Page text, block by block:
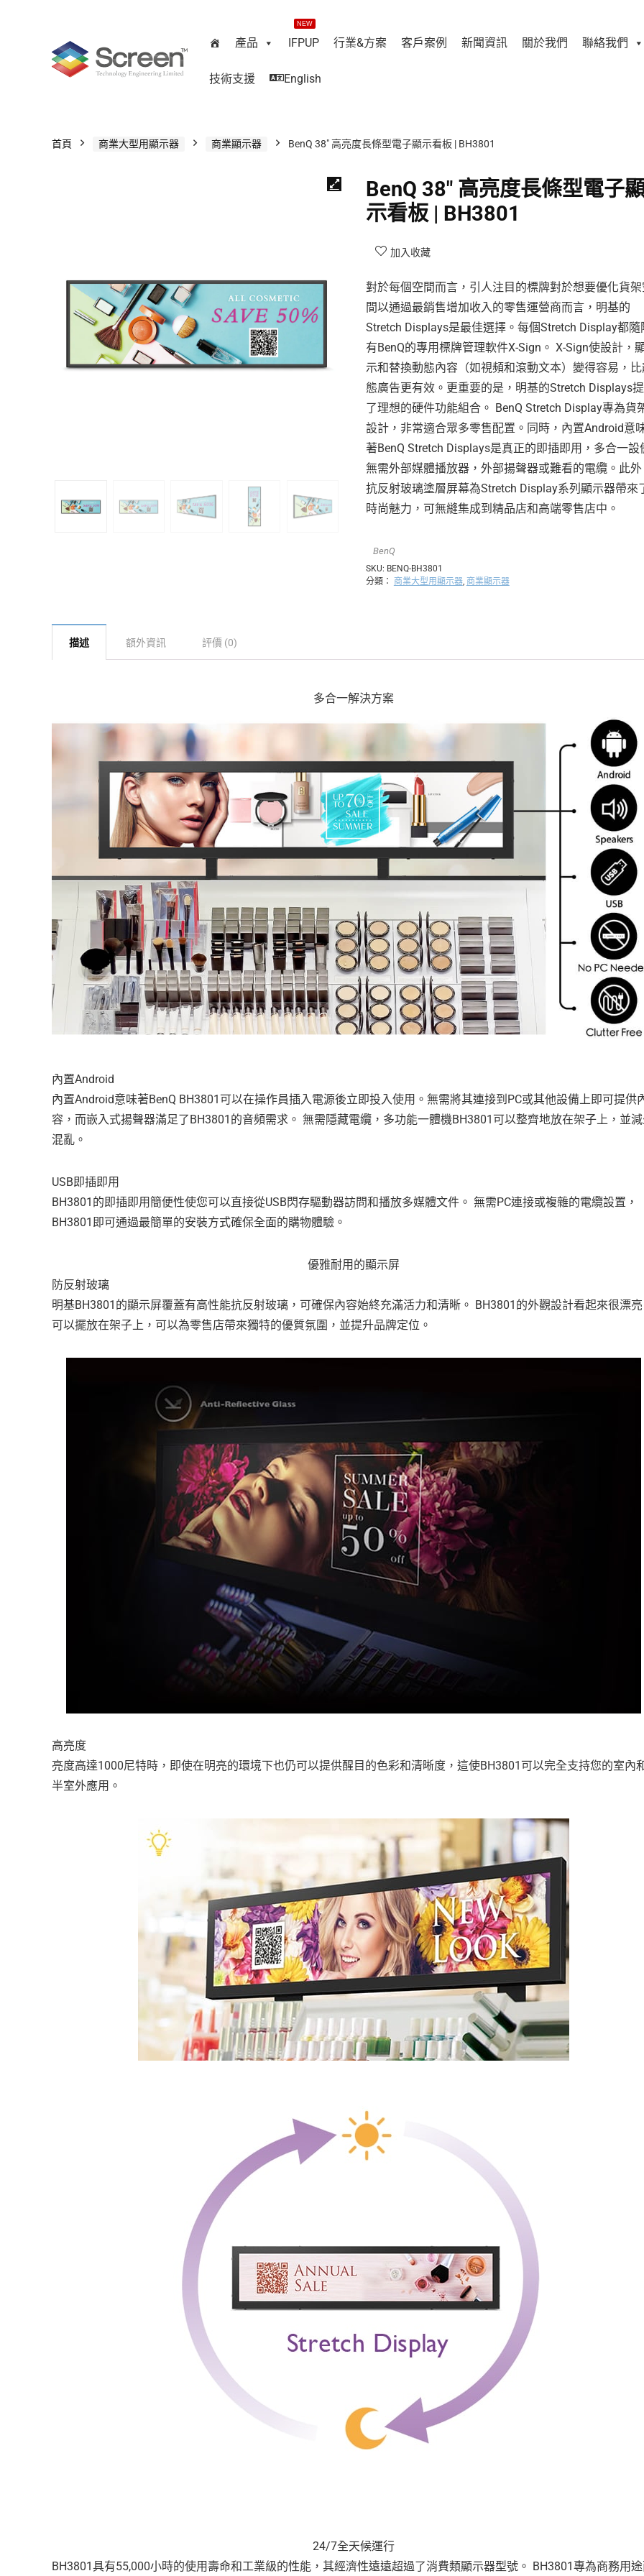
產品
NEW
IFPUP 行業&方案 客戶案例 新聞資訊 關於我們 聯絡我們
技術支援 English
首頁 商業大型用顯示器 商業顯示器 BenQ 38″ 高亮度長條型電子顯示看板 | BH3801
BenQ 38″ 高亮度長條型電子
示看板 | BH3801
加入收藏
對於每個空間而言，引人注目的標牌對於想要優化貨
間以通過最銷售增加收入的零售運營商而言，明基的
Stretch Displays是最佳選擇。每個Stretch Display都隨
有BenQ的專用標牌管理軟件X-Sign。 X-Sign使設計，
示和替換動態內容（如視頻和滾動文本）變得容易，
態廣告更有效。更重要的是，明基的Stretch Displays
了理想的硬件功能組合。 BenQ Stretch Display專為貨
設計，非常適合眾多零售配置。同時，內置Android意
著BenQ Stretch Displays是真正的即插即用，多合一設
無需外部媒體播放器，外部揚聲器或難看的電纜。此
抗反射玻璃塗層屏幕為Stretch Display系列顯示器帶來
時尚魅力，可無縫集成到精品店和高端零售店中。
BenQ
SKU: BENQ-BH3801
分類： 商業大型用顯示器, 商業顯示器
描述 額外資訊 評價 (0)
多合一解決方案
內置Android
內置Android意味著BenQ BH3801可以在操作員插入電源後立即投入使用。無需將其連接到PC或其他設備上即可提供
容，而嵌入式揚聲器滿足了BH3801的音頻需求。 無需隱藏電纜，多功能一體機BH3801可以整齊地放在架子上，並
混亂。
USB即插即用
BH3801的即插即用簡便性使您可以直接從USB閃存驅動器訪問和播放多媒體文件。 無需PC連接或複雜的電纜設置，
BH3801即可通過最簡單的安裝方式確保全面的購物體驗。
優雅耐用的顯示屏
防反射玻璃
明基BH3801的顯示屏覆蓋有高性能抗反射玻璃，可確保內容始終充滿活力和清晰。 BH3801的外觀設計看起來很漂
可以擺放在架子上，可以為零售店帶來獨特的優質氛圍，並提升品牌定位。
高亮度
亮度高達1000尼特時，即使在明亮的環境下也仍可以提供醒目的色彩和清晰度，這使BH3801可以完全支持您的室內
半室外應用。
24/7全天候運行
BH3801具有55,000小時的使用壽命和工業級的性能，其經濟性遠遠超過了消費類顯示器型號。 BH3801專為商務用